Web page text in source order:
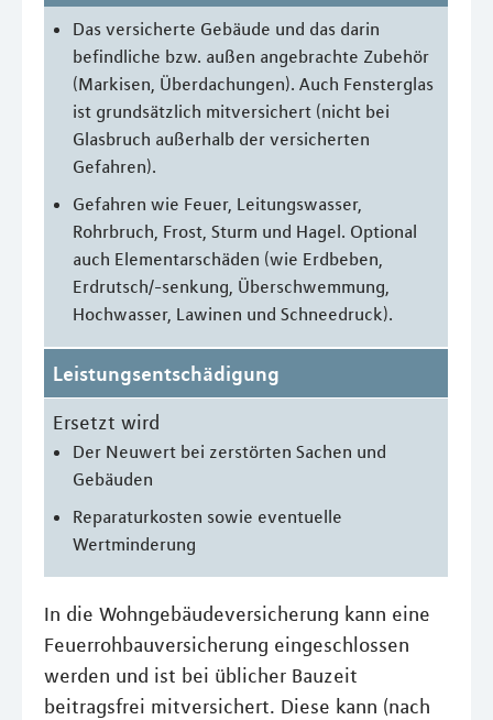
Das versicherte Gebäude und das darin
befindliche bzw. außen angebrachte Zubehör
(Markisen, Überdachungen). Auch Fensterglas
ist grundsätzlich mitversichert (nicht bei
Glasbruch außerhalb der versicherten
Gefahren).
Gefahren wie Feuer, Leitungswasser,
Rohrbruch, Frost, Sturm und Hagel. Optional
auch Elementarschäden (wie Erdbeben,
Erdrutsch/-senkung, Überschwemmung,
Hochwasser, Lawinen und Schneedruck).
Leistungsentschädigung
Ersetzt wird
Der Neuwert bei zerstörten Sachen und
Gebäuden
Reparaturkosten sowie eventuelle
Wertminderung
In die Wohngebäudeversicherung kann eine
Feuerrohbauversicherung eingeschlossen
werden und ist bei üblicher Bauzeit
beitragsfrei mitversichert. Diese kann (nach